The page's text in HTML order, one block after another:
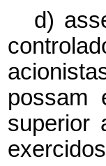
d)
possam
superior